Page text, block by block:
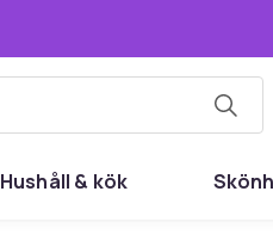
Hushåll & kök